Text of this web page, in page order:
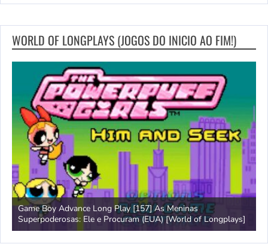
WORLD OF LONGPLAYS (JOGOS DO INICIO AO FIM!)
Game Boy Advance Long Play [157] As Meninas
Superpoderosas: Ele e Procuram (EUA) [World of Longplays]